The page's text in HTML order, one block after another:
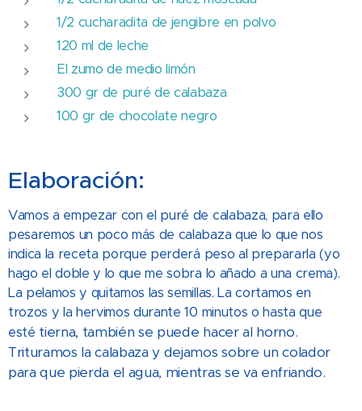
1/2 cucharadita de jengibre en polvo
120 ml de leche
El zumo de medio limón
300 gr de puré de calabaza
100 gr de chocolate negro
Elaboración:
Vamos a empezar con el puré de calabaza, para ello
pesaremos un poco más de calabaza que lo que nos
indica la receta porque perderá peso al prepararla (yo
hago el doble y lo que me sobra lo añado a una crema).
La pelamos y quitamos las semillas. La cortamos en
trozos y la hervimos durante 10 minutos o hasta que
esté tierna, también se puede hacer al horno.
Trituramos la calabaza y dejamos sobre un colador
para que pierda el agua, mientras se va enfriando.